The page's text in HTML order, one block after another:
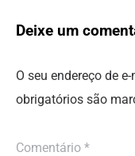
Deixe um
O seu endereço de
obrigatórios são
Comentário *